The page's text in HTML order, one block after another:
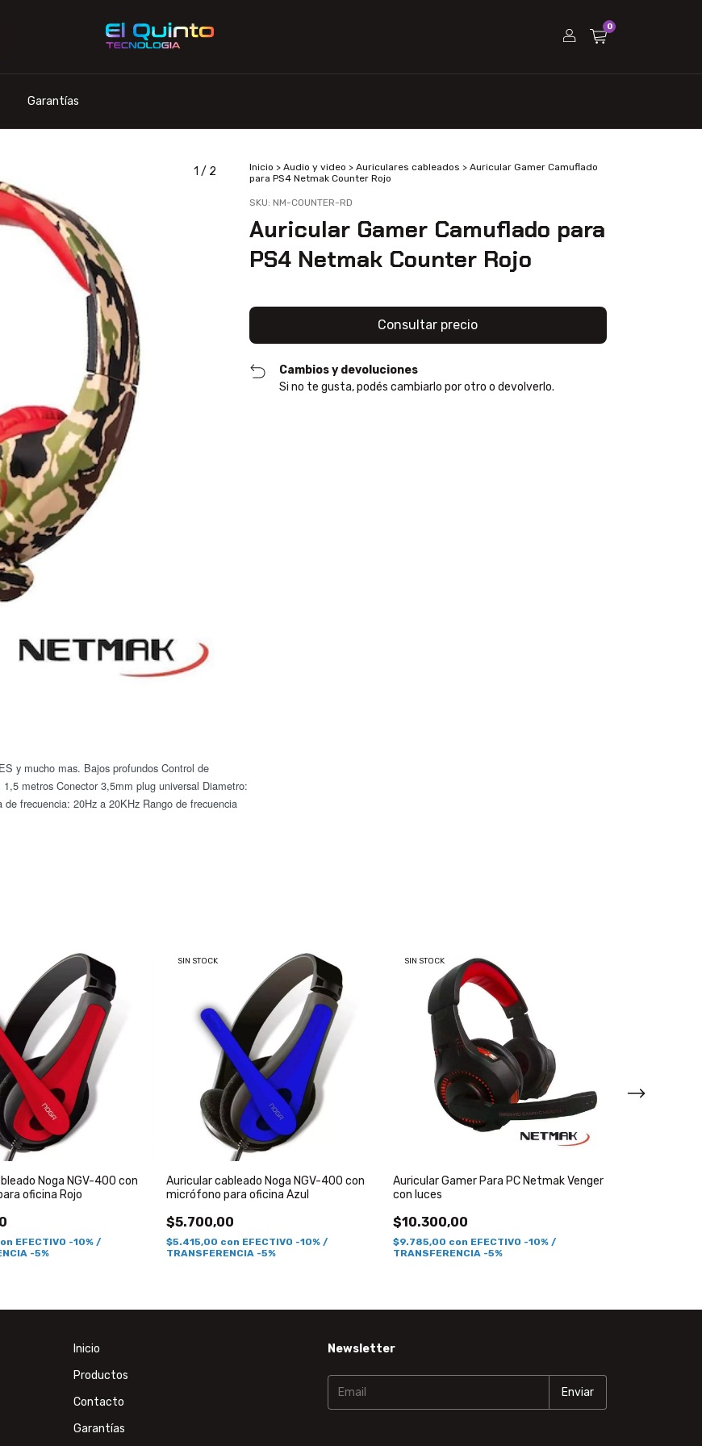
0
Garantías
1 / 2 Inicio > Audio y video > Auriculares cableados > Auricular Gamer Camuflado
para PS4 Netmak Counter Rojo
SKU: NM-COUNTER-RD
Auricular Gamer Camuflado para
PS4 Netmak Counter Rojo
Cambios y devoluciones
Si no te gusta, podés cambiarlo por otro o devolverlo.
y mucho mas. Bajos profundos Control de
metros Conector 3,5mm plug universal Diametro:
frecuencia: 20Hz a 20KHz Rango de frecuencia
Noga NGV-400 con
oficina Rojo
EFECTIVO -10% /
-5%
SIN STOCK
Auricular cableado Noga NGV-400 con
micrófono para oficina Azul
$5.700,00
$5.415,00 con EFECTIVO -10% /
TRANSFERENCIA -5%
SIN STOCK
Auricular Gamer Para PC Netmak Venger
con luces
$10.300,00
$9.785,00 con EFECTIVO -10% /
TRANSFERENCIA -5%
Inicio
Productos
Contacto
Garantías
Newsletter